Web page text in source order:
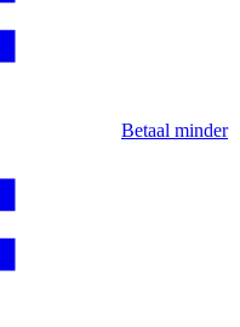
Betaal minder